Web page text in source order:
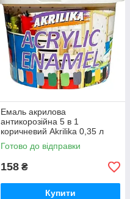
Емаль акрилова
антикорозійна 5 в 1
коричневий Akrilika 0,35 л
Готово до відправки
158 ₴
Купити